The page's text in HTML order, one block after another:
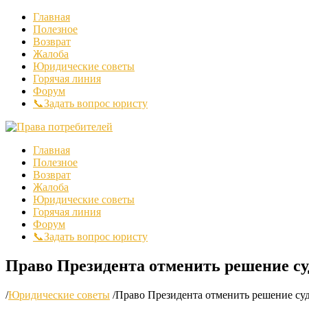
Главная
Полезное
Возврат
Жалоба
Юридические советы
Горячая линия
Форум
📞Задать вопрос юристу
Главная
Полезное
Возврат
Жалоба
Юридические советы
Горячая линия
Форум
📞Задать вопрос юристу
Право Президента отменить решение
/Юридические советы /Право Президента отменить решение